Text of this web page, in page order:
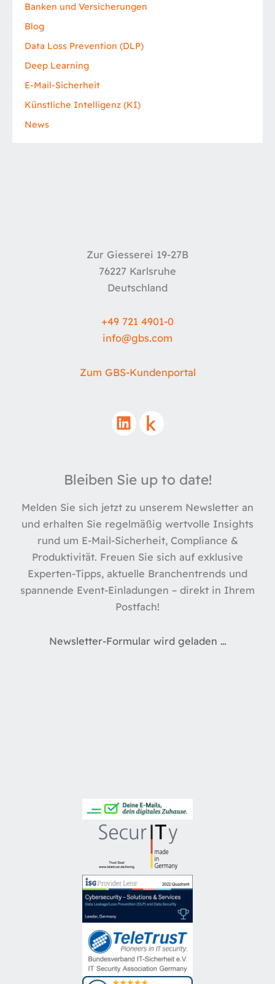
Banken und Versicherungen
Blog
Data Loss Prevention (DLP)
Deep Learning
E-Mail-Sicherheit
Künstliche Intelligenz (KI)
News
Zur Giesserei 19-27B
76227 Karlsruhe
Deutschland
+49 721 4901-0
info@gbs.com
Zum GBS-Kundenportal
L
i
e
i
n
Bleiben Sie up to date!
Melden Sie sich jetzt zu unserem Newsletter an
und erhalten Sie regelmäßig wertvolle Insights
rund um E-Mail-Sicherheit, Compliance &
Produktivität. Freuen Sie sich auf exklusive
Experten-Tipps, aktuelle Branchentrends und
spannende Event-Einladungen – direkt in Ihrem
Postfach!
Newsletter-Formular wird geladen …